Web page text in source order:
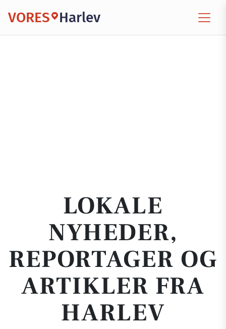
VORES Harlev
LOKALE
NYHEDER,
REPORTAGER OG
ARTIKLER FRA
HARLEV